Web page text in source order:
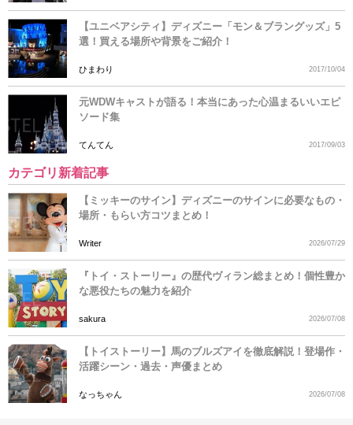
【ユニベアシティ】ディズニー「モン＆ブラングッズ」5
選！買える場所や背景をご紹介！
ひまわり 2017/10/04
元WDWキャストが語る！本当にあった心温まるいいエピ
ソード集
てんてん 2017/09/03
カテゴリ新着記事
【ミッキーのサイン】ディズニーのサインに必要なもの・
場所・もらい方コツまとめ！
Writer 2026/07/29
『トイ・ストーリー』の歴代ヴィラン総まとめ！個性豊か
な悪役たちの魅力を紹介
sakura 2026/07/08
【トイストーリー】馬のブルズアイを徹底解説！登場作・
活躍シーン・過去・声優まとめ
なっちゃん 2026/07/08